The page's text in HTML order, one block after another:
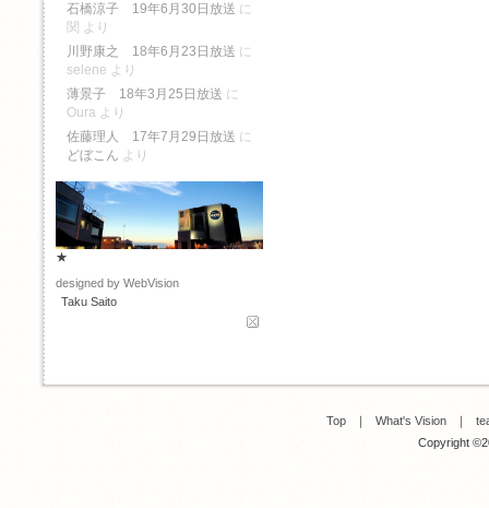
石橋涼子 19年6月30日放送 に
関 より
川野康之 18年6月23日放送 に
selene より
薄景子 18年3月25日放送 に
Oura より
佐藤理人 17年7月29日放送 に
どぼこん より
★
designed by WebVision
Taku Saito
Top ｜ What's Vision ｜
Copyright